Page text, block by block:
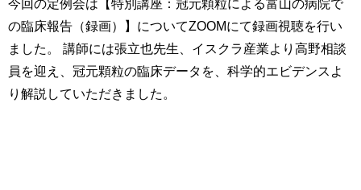
今回の定例会は【特別講座：冠元顆粒による富山の病院で
の臨床報告（録画）】についてZOOMにて録画視聴を行い
ました。 講師には張立也先生、イスクラ産業より高野相談
員を迎え、冠元顆粒の臨床データを、科学的エビデンスよ
り解説していただきました。